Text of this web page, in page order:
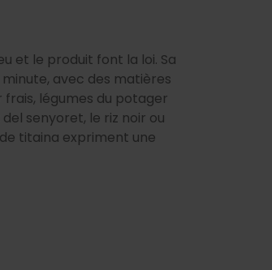
et le produit font la loi. Sa
avec des matières
légumes du potager
senyoret, le riz noir ou
titaina expriment une